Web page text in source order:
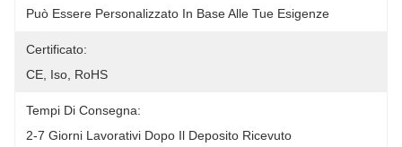
Può Essere Personalizzato In Base Alle Tue Esigenze
Certificato:
CE, Iso, RoHS
Tempi Di Consegna:
2-7 Giorni Lavorativi Dopo Il Deposito Ricevuto